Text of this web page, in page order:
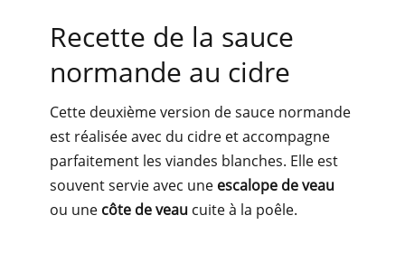
Recette de la sauce
normande au cidre
Cette deuxième version de sauce normande
est réalisée avec du cidre et accompagne
parfaitement les viandes blanches. Elle est
souvent servie avec une escalope de veau
ou une côte de veau cuite à la poêle.